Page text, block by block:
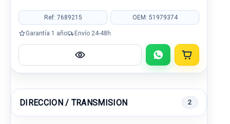
Ref: 7689215 OEM: 51979374
Garantía 1 año Envío 24-48h
DIRECCION / TRANSMISION 2